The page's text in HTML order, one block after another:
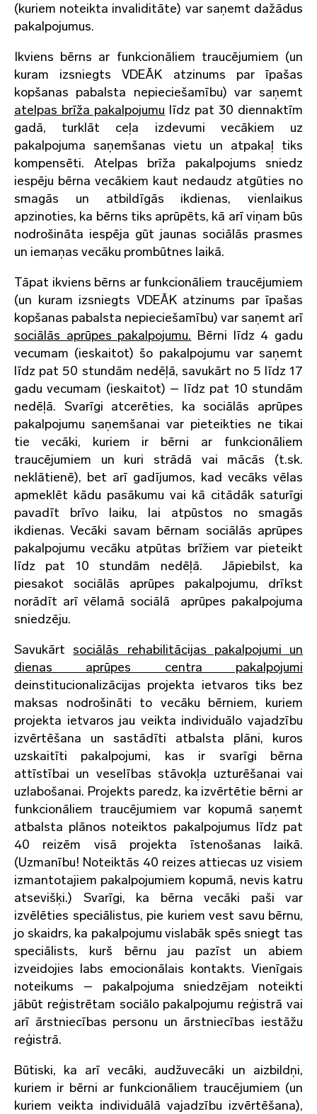
(kuriem noteikta invaliditāte) var saņemt dažādus
pakalpojumus.
Ikviens bērns ar funkcionāliem traucējumiem (un
kuram izsniegts VDEĀK atzinums par īpašas
kopšanas pabalsta nepieciešamību) var saņemt
atelpas brīža pakalpojumu līdz pat 30 diennaktīm
gadā, turklāt ceļa izdevumi vecākiem uz
pakalpojuma saņemšanas vietu un atpakaļ tiks
kompensēti. Atelpas brīža pakalpojums sniedz
iespēju bērna vecākiem kaut nedaudz atgūties no
smagās un atbildīgās ikdienas, vienlaikus
apzinoties, ka bērns tiks aprūpēts, kā arī viņam būs
nodrošināta iespēja gūt jaunas sociālās prasmes
un iemaņas vecāku prombūtnes laikā.
Tāpat ikviens bērns ar funkcionāliem traucējumiem
(un kuram izsniegts VDEĀK atzinums par īpašas
kopšanas pabalsta nepieciešamību) var saņemt arī
sociālās aprūpes pakalpojumu. Bērni līdz 4 gadu
vecumam (ieskaitot) šo pakalpojumu var saņemt
līdz pat 50 stundām nedēļā, savukārt no 5 līdz 17
gadu vecumam (ieskaitot) – līdz pat 10 stundām
nedēļā. Svarīgi atcerēties, ka sociālās aprūpes
pakalpojumu saņemšanai var pieteikties ne tikai
tie vecāki, kuriem ir bērni ar funkcionāliem
traucējumiem un kuri strādā vai mācās (t.sk.
neklātienē), bet arī gadījumos, kad vecāks vēlas
apmeklēt kādu pasākumu vai kā citādāk saturīgi
pavadīt brīvo laiku, lai atpūstos no smagās
ikdienas. Vecāki savam bērnam sociālās aprūpes
pakalpojumu vecāku atpūtas brīžiem var pieteikt
līdz pat 10 stundām nedēļā. Jāpiebilst, ka
piesakot sociālās aprūpes pakalpojumu, drīkst
norādīt arī vēlamā sociālā aprūpes pakalpojuma
sniedzēju.
Savukārtsociālās rehabilitācijas pakalpojumi un
dienas aprūpes centra pakalpojumi
deinstitucionalizācijas projekta ietvaros tiks bez
maksas nodrošināti to vecāku bērniem, kuriem
projekta ietvaros jau veikta individuālo vajadzību
izvērtēšana un sastādīti atbalsta plāni, kuros
uzskaitīti pakalpojumi, kas ir svarīgi bērna
attīstībai un veselības stāvokļa uzturēšanai vai
uzlabošanai. Projekts paredz, ka izvērtētie bērni ar
funkcionāliem traucējumiem var kopumā saņemt
atbalsta plānos noteiktos pakalpojumus līdz pat
40 reizēm visā projekta īstenošanas laikā.
(Uzmanību! Noteiktās 40 reizes attiecas uz visiem
izmantotajiem pakalpojumiem kopumā, nevis katru
atsevišķi.) Svarīgi, ka bērna vecāki paši var
izvēlēties speciālistus, pie kuriem vest savu bērnu,
jo skaidrs, ka pakalpojumu vislabāk spēs sniegt tas
speciālists, kurš bērnu jau pazīst un abiem
izveidojies labs emocionālais kontakts. Vienīgais
noteikums – pakalpojuma sniedzējam noteikti
jābūt reģistrētam sociālo pakalpojumu reģistrā vai
arī ārstniecības personu un ārstniecības iestāžu
reģistrā.
Būtiski, ka arī vecāki, audžuvecāki un aizbildņi,
kuriem ir bērni ar funkcionāliem traucējumiem (un
kuriem veikta individuālā vajadzību izvērtēšana),